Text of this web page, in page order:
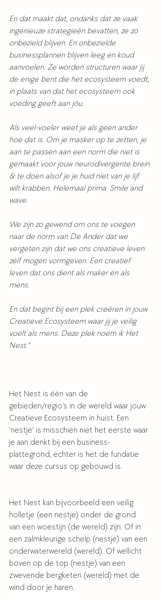
En dat maakt dat, ondanks dat ze vaak
ingenieuze strategieën bevatten, ze zo
onbezield blijven. En onbezielde
businessplannen blijven leeg en koud
aanvoelen. Ze worden structuren waar jij
de enige bent die het ecosysteem voedt,
in plaats van dat het ecosysteem ook
voeding geeft aan jóu.
Als veel-voeler weet je als geen ander
hoe dat is. Om je masker op te zetten, je
aan te passen aan een norm die niet is
gemaakt voor jouw neurodivergente brein
& te doen alsof je je huid niet van je lijf
wilt krabben. Helemaal prima. Smile and
wave.
We zijn zo gewend om ons te voegen
naar de norm van De Ander dat we
vergeten zijn dat we ons creatieve leven
zélf mogen vormgeven. Een creatief
leven dat ons dient als maker én als
mens.
En dat begint bij een plek creëren in jouw
Creatieve Ecosysteem waar jij je veilig
voelt als mens. Deze plek noem ik Het
Nest."
Het Nest is één van de
gebieden/regio's in de wereld waar jouw
Creatieve Ecosysteem in huist. Een
'nestje' is misschien niet het eerste waar
je aan denkt bij een business-
plattegrond, echter is het de fundatie
waar deze cursus op gebouwd is.
Het Nest kan bijvoorbeeld een veilig
holletje (een nestje) onder de grond
van een woestijn (de wereld) zijn. Of in
een zalmkleurige schelp (nestje) van een
onderwaterwereld (wereld). Of wellicht
boven op de top (nestje) van een
zwevende bergketen (wereld) met de
wind door je haren.